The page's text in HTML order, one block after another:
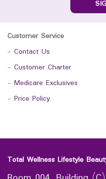
Customer Service
- Contact Us
- Customer Charter
- Medicare Exclusives
- Price Policy
Total Wellness Lifestyle